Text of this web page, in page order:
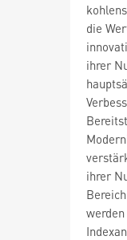
die
ihrer
ihrer